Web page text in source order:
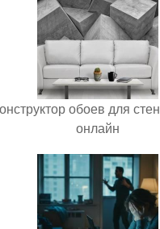
обоев для
онлайн